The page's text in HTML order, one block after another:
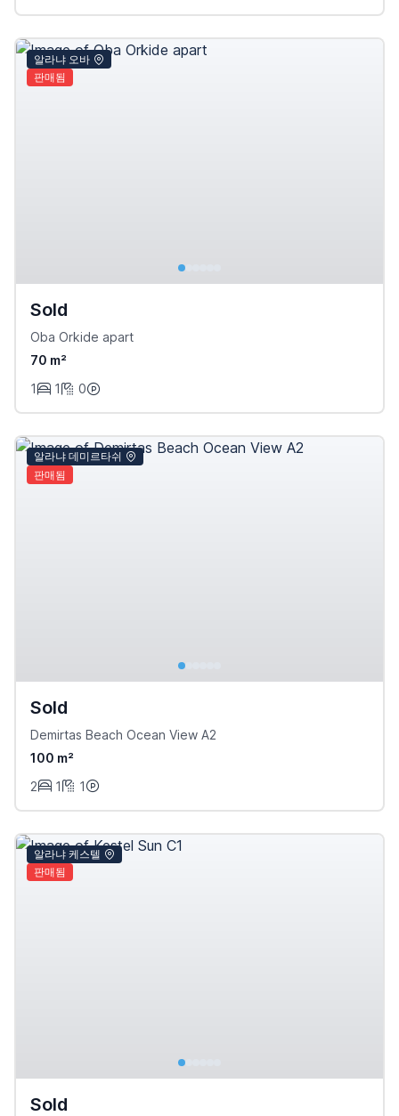
알라냐 오바
판매됨
Sold
Oba Orkide apart
70 m²
1
1 0
알라냐 데미르타쉬
판매됨
Sold
Demirtas Beach Ocean View A2
100 m²
2
1 1
알라냐 케스텔
판매됨
Sold